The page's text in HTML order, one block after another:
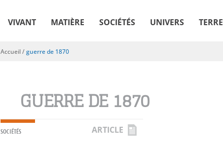
VIVANT MATIÈRE SOCIÉTÉS UNIVERS TERRE
Vous êtes ici
Accueil/guerre de 1870
GUERRE DE 1870
SOCIÉTÉS ARTICLE